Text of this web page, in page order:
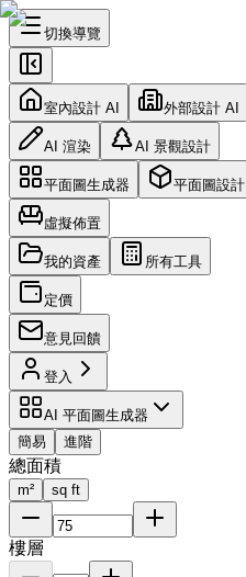
切換導覽
室內設計 AI 外部設計 AI
AI 渲染 AI 景觀設計
平面圖生成器 平面圖設計
虛擬佈置
我的資產 所有工具
定價
意見回饋
登入
AI 平面圖生成器
簡易
進階
總面積
m² sq ft
樓層